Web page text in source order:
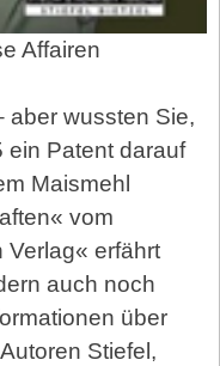
Affairen
aber wussten Sie,
ein Patent darauf
Maismehl
vom
Verlag« erfährt
auch noch
über
Stiefel,